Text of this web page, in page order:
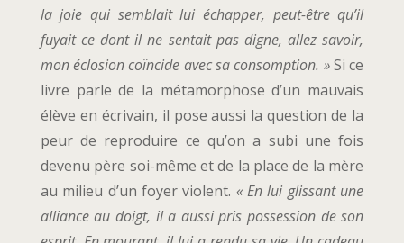
la joie qui semblait lui échapper, peut-être qu’il
fuyait ce dont il ne sentait pas digne, allez savoir,
mon éclosion coïncide avec sa consomption. »Si ce
livre parle de la métamorphose d’un mauvais
élève en écrivain, il pose aussi la question de la
peur de reproduire ce qu’on a subi une fois
devenu père soi-même et de la place de la mère
au milieu d’un foyer violent. « En lui glissant une
alliance au doigt, il a aussi pris possession de son